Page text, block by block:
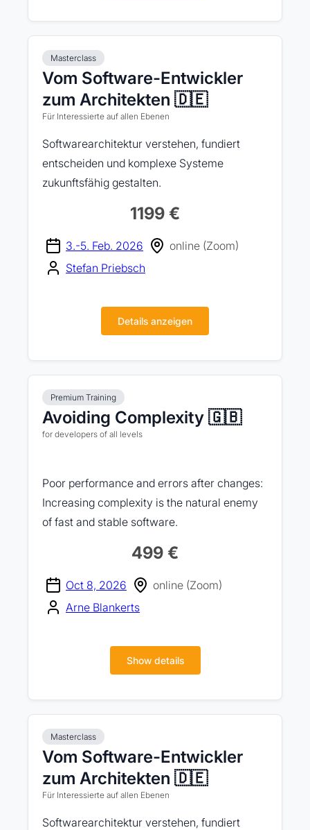
Masterclass
Vom Software-Entwickler
zum Architekten 🇩🇪
Für Interessierte auf allen Ebenen
Softwarearchitektur verstehen, fundiert
entscheiden und komplexe Systeme
zukunftsfähig gestalten.
1199 €
3.-5. Feb. 2026
online (Zoom)
Stefan Priebsch
Details anzeigen
Premium Training
Avoiding Complexity 🇬🇧
for developers of all levels
Poor performance and errors after changes:
Increasing complexity is the natural enemy
of fast and stable software.
499 €
Oct 8, 2026
online (Zoom)
Arne Blankerts
Show details
Masterclass
Vom Software-Entwickler
zum Architekten 🇩🇪
Für Interessierte auf allen Ebenen
Softwarearchitektur verstehen, fundiert